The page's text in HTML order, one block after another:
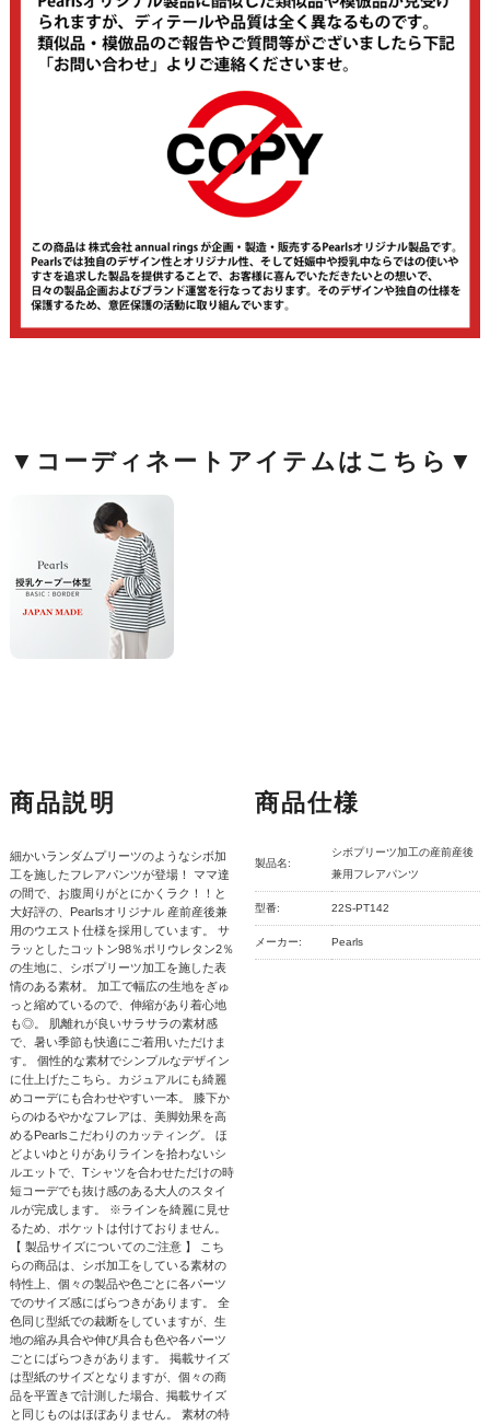
▼コーディネートアイテムはこちら▼
商品説明
細かいランダムプリーツのようなシボ加
工を施したフレアパンツが登場！ ママ達
の間で、お腹周りがとにかくラク！！と
大好評の、Pearlsオリジナル 産前産後兼
用のウエスト仕様を採用しています。 サ
ラッとしたコットン98％ポリウレタン2％
の生地に、シボプリーツ加工を施した表
情のある素材。 加工で幅広の生地をぎゅ
っと縮めているので、伸縮があり着心地
も◎。 肌離れが良いサラサラの素材感
で、暑い季節も快適にご着用いただけま
す。 個性的な素材でシンプルなデザイン
に仕上げたこちら。カジュアルにも綺麗
めコーデにも合わせやすい一本。 膝下か
らのゆるやかなフレアは、美脚効果を高
めるPearlsこだわりのカッティング。 ほ
どよいゆとりがありラインを拾わないシ
ルエットで、Tシャツを合わせただけの時
短コーデでも抜け感のある大人のスタイ
ルが完成します。 ※ラインを綺麗に見せ
るため、ポケットは付けておりません。
【 製品サイズについてのご注意 】 こち
らの商品は、シボ加工をしている素材の
特性上、個々の製品や色ごとに各パーツ
でのサイズ感にばらつきがあります。 全
色同じ型紙での裁断をしていますが、生
地の縮み具合や伸び具合も色や各パーツ
ごとにばらつきがあります。 掲載サイズ
は型紙のサイズとなりますが、個々の商
品を平置きで計測した場合、掲載サイズ
と同じものはほぼありません。 素材の特
商品仕様
製品名:
シボプリーツ加工の産前産後
兼用フレアパンツ
型番: 22S-PT142
メーカー: Pearls